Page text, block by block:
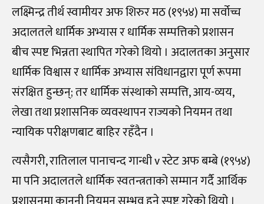
लक्ष्मिन्द्र तीर्थ स्वामीयर अफ शिरुर मठ (१९५४) मा सर्वोच्च
अदालतले धार्मिक अभ्यास र धार्मिक सम्पत्तिको प्रशासन
बीच स्पष्ट भिन्नता स्थापित गरेको थियो । अदालतका अनुसार
धार्मिक विश्वास र धार्मिक अभ्यास संविधानद्वारा पूर्ण रूपमा
संरक्षित हुन्छन्; तर धार्मिक संस्थाको सम्पत्ति, आय-व्यय,
लेखा तथा प्रशासनिक व्यवस्थापन राज्यको नियमन तथा
न्यायिक परीक्षणबाट बाहिर रहँदैन ।
त्यसैगरी, रातिलाल पानाचन्द गान्धी v स्टेट अफ बम्बे (१९५४)
मा पनि अदालतले धार्मिक स्वतन्त्रताको सम्मान गर्दै आर्थिक